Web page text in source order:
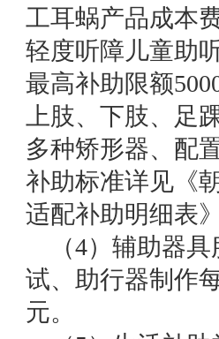
工耳蜗产品成本
轻度听障儿童助
最高补助限额
上肢、下肢、足
多种矫形器、配
补助标准详见《
适配补助明细表
（4）辅助器具
试、助行器制作
元。